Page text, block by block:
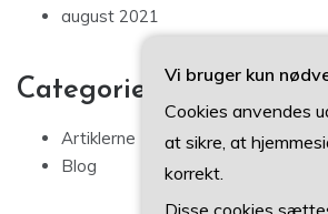
august 2021
Categories
Artiklerne
Blog
Vi bruger kun
Cookies anvendes
at sikre, at
korrekt.
Disse cookies